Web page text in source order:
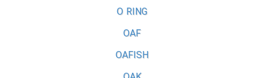
O RING
OAF
OAFISH